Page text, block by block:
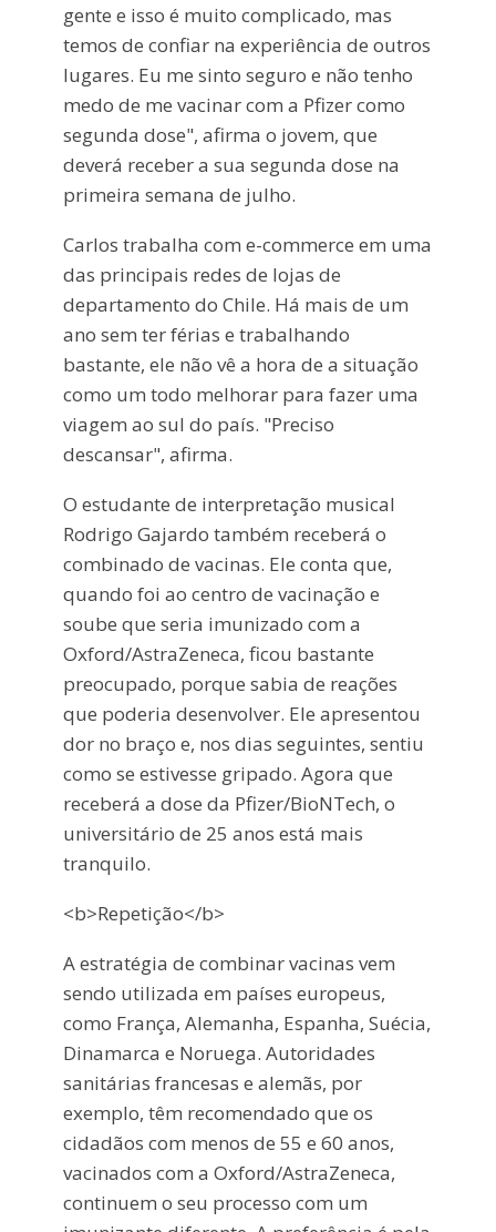
gente e isso é muito complicado, mas
temos de confiar na experiência de outros
lugares. Eu me sinto seguro e não tenho
medo de me vacinar com a Pfizer como
segunda dose", afirma o jovem, que
deverá receber a sua segunda dose na
primeira semana de julho.
Carlos trabalha com e-commerce em uma
das principais redes de lojas de
departamento do Chile. Há mais de um
ano sem ter férias e trabalhando
bastante, ele não vê a hora de a situação
como um todo melhorar para fazer uma
viagem ao sul do país. "Preciso
descansar", afirma.
O estudante de interpretação musical
Rodrigo Gajardo também receberá o
combinado de vacinas. Ele conta que,
quando foi ao centro de vacinação e
soube que seria imunizado com a
Oxford/AstraZeneca, ficou bastante
preocupado, porque sabia de reações
que poderia desenvolver. Ele apresentou
dor no braço e, nos dias seguintes, sentiu
como se estivesse gripado. Agora que
receberá a dose da Pfizer/BioNTech, o
universitário de 25 anos está mais
tranquilo.
<b>Repetição</b>
A estratégia de combinar vacinas vem
sendo utilizada em países europeus,
como França, Alemanha, Espanha, Suécia,
Dinamarca e Noruega. Autoridades
sanitárias francesas e alemãs, por
exemplo, têm recomendado que os
cidadãos com menos de 55 e 60 anos,
vacinados com a Oxford/AstraZeneca,
continuem o seu processo com um